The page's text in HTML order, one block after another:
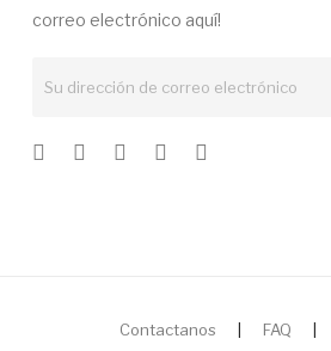
correo electrónico aquí!
Contactanos FAQ